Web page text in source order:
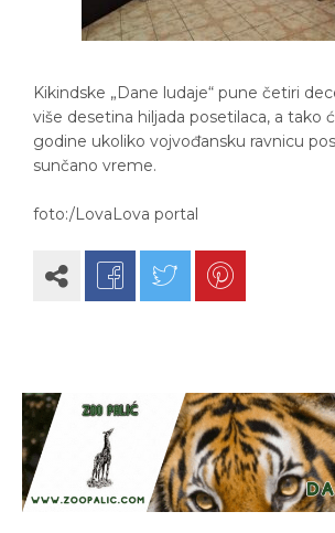
Kikindske „Dane ludaje“ pune četiri
više desetina hiljada posetilaca, a tako
godine ukoliko vojvođansku ravnicu
sunčano vreme.
foto:/LovaLova portal